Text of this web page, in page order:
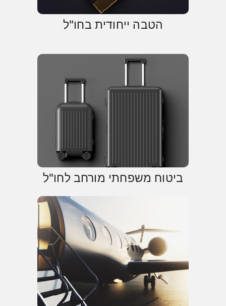
הטבה ייחודית בחו"ל
ביטוח משפחתי מורחב לחו"ל